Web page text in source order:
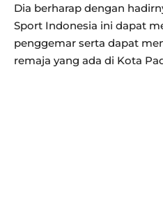
Dia berharap dengan
Sport Indonesia ini dapat
penggemar serta dapat
remaja yang ada di Kota